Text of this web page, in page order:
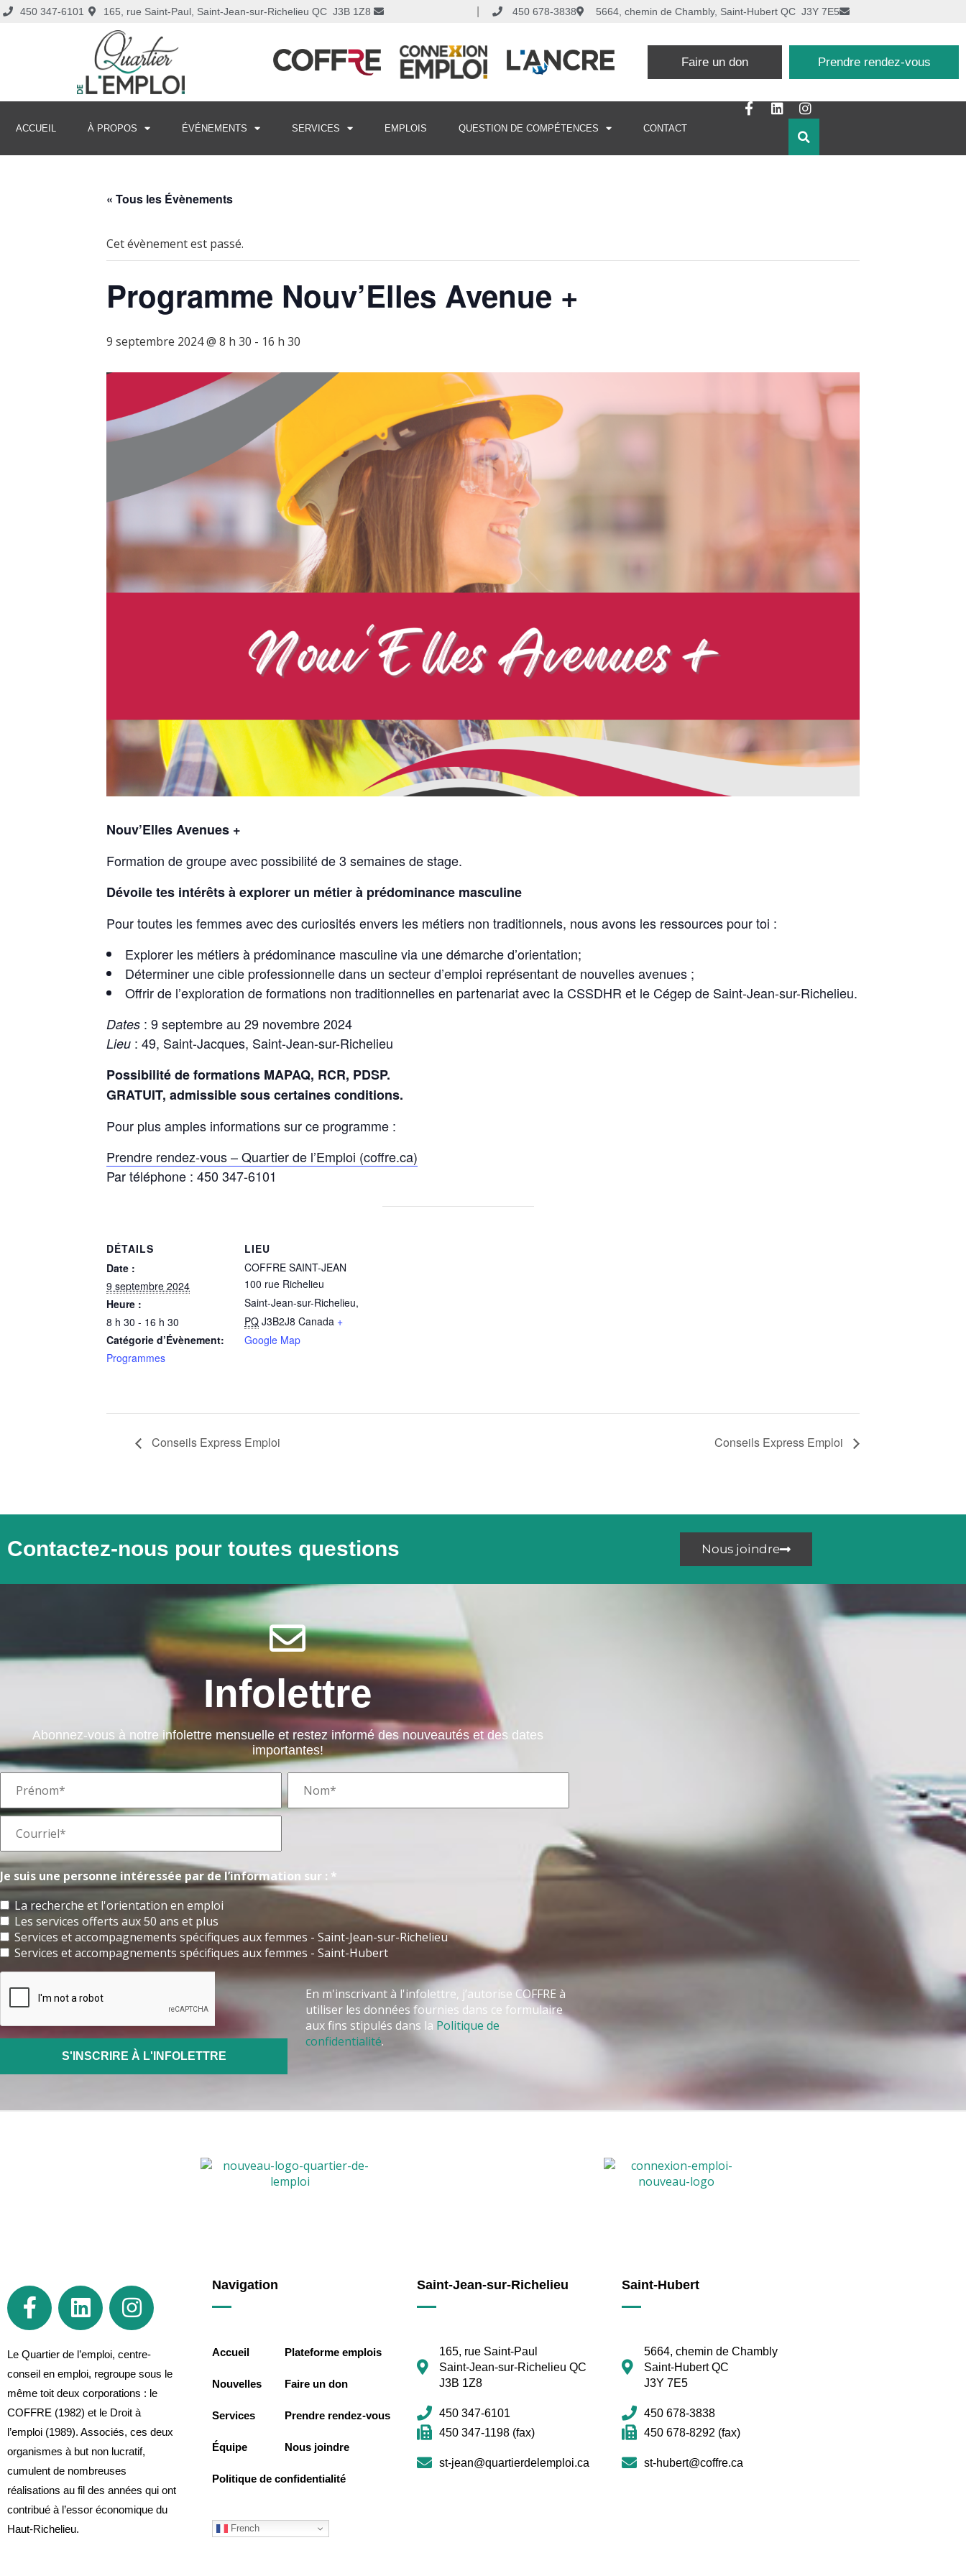
450 347-6101 165, rue Saint-Paul, Saint-Jean-sur-Richelieu QC J3B 1Z8 450 678-3838 5664, chemin de Chambly, Saint-Hubert QC J3Y 7E5
Faire un don Prendre rendez-vous
ACCUEIL À PROPOS ÉVÉNEMENTS SERVICES EMPLOIS QUESTION DE COMPÉTENCES CONTACT
« Tous les Évènements
Cet évènement est passé.
Programme Nouv’Elles Avenue +
9 septembre 2024 @ 8 h 30 - 16 h 30
Nouv’Elles Avenues +
Formation de groupe avec possibilité de 3 semaines de stage.
Dévoile tes intérêts à explorer un métier à prédominance masculine
Pour toutes les femmes avec des curiosités envers les métiers non traditionnels, nous avons les ressources pour toi :
Explorer les métiers à prédominance masculine via unedémarche d’orientation;
Déterminer unecible professionnelledans un secteur d’emploi représentant de nouvelles avenues ;
Offrir de l’exploration de formations non traditionnellesen partenariat avec la CSSDHR et le Cégep de Saint-Jean-sur-Richelieu.
Dates : 9 septembre au 29 novembre 2024
Lieu : 49, Saint-Jacques, Saint-Jean-sur-Richelieu
Possibilité de formations MAPAQ, RCR, PDSP.
GRATUIT, admissible sous certaines conditions.
Pour plus amples informations sur ce programme :
Prendre rendez-vous – Quartier de l’Emploi (coffre.ca)
Par téléphone : 450 347-6101
DÉTAILS
Date :
9 septembre 2024
Heure :
8 h 30 - 16 h 30
Catégorie d’Évènement:
Programmes
LIEU
COFFRE SAINT-JEAN
100 rue Richelieu
Saint-Jean-sur-Richelieu,
PQ J3B2J8 Canada +
Google Map
Conseils Express Emploi Conseils Express Emploi
Contactez-nous pour toutes questions Nous joindre
Infolettre
Abonnez-vous à notre infolettre mensuelle et restez informé des nouveautés et des dates
importantes!
Je suis une personne intéressée par de l’information sur : *
La recherche et l'orientation en emploi
Les services offerts aux 50 ans et plus
Services et accompagnements spécifiques aux femmes - Saint-Jean-sur-Richelieu
Services et accompagnements spécifiques aux femmes - Saint-Hubert
En m'inscrivant à l'infolettre, j’autorise COFFRE à
utiliser les données fournies dans ce formulaire
aux fins stipulés dans la Politique de
confidentialité.
Le Quartier de l’emploi, centre-
conseil en emploi, regroupe sous le
même toit deux corporations : le
COFFRE (1982) et le Droit à
l’emploi (1989). Associés, ces deux
organismes à but non lucratif,
cumulent de nombreuses
réalisations au fil des années qui ont
contribué à l’essor économique du
Haut-Richelieu.
Navigation
Accueil
Nouvelles
Services
Équipe
Plateforme emplois
Faire un don
Prendre rendez-vous
Nous joindre
Politique de confidentialité
French
Saint-Jean-sur-Richelieu
165, rue Saint-Paul
Saint-Jean-sur-Richelieu QC
J3B 1Z8
450 347-6101
450 347-1198 (fax)
st-jean@quartierdelemploi.ca
Saint-Hubert
5664, chemin de Chambly
Saint-Hubert QC
J3Y 7E5
450 678-3838
450 678-8292 (fax)
st-hubert@coffre.ca